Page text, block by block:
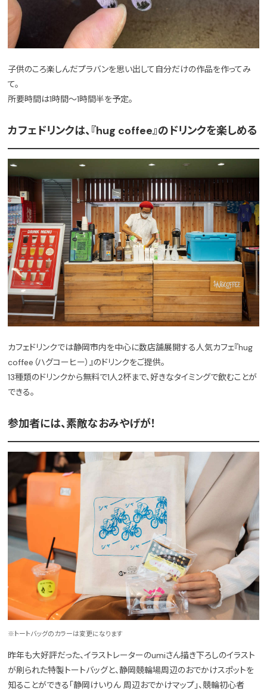
子供のころ楽しんだプラバンを思い出して自分だけの作品を作ってみ
て。
所要時間は1時間〜1時間半を予定。
カフェドリンクは、『hug coffee』のドリンクを楽しめる
カフェドリンクでは静岡市内を中心に数店舗展開する人気カフェ『hug
coffee（ハグコーヒー）』のドリンクをご提供。
13種類のドリンクから無料で1人2杯まで、好きなタイミングで飲むことが
できる。
参加者には、素敵なおみやげが！
※トートバッグのカラーは変更になります
昨年も大好評だった、イラストレーターのumiさん描き下ろしのイラスト
が刷られた特製トートバッグと、静岡競輪場周辺のおでかけスポットを
知ることができる「静岡けいりん 周辺おでかけマップ」、競輪初心者